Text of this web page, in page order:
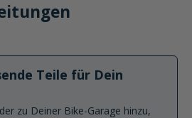
Teile für Dein
zu Deiner Bike-Garage hinzu,